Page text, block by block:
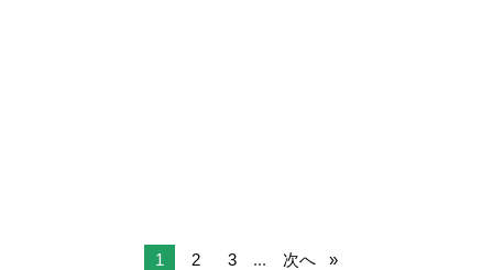
1 2 3 ... 次へ